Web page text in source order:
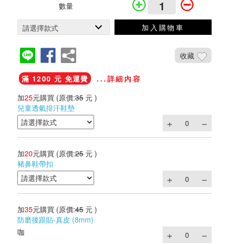
數量
加入購物車
收藏
滿 1200 元 免運費
...詳細內容
加25元購買 (原價:35 元 )
兒童透氣排汗鞋墊
加20元購買 (原價:25 元 )
豬鼻鞋帶扣
加35元購買 (原價:45 元 )
防磨後跟貼-真皮 (8mm)
咖